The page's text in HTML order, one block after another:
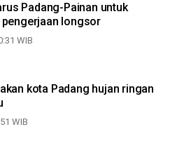
Padang-Painan untuk
longsor
WIB
kota Padang hujan ringan
WIB